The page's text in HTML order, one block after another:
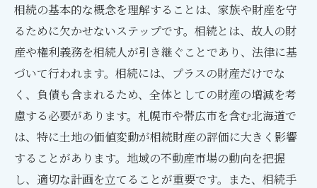
相続開始から遺産分割までのステップ
相続人の役割と責任について
遺言書の有効性とその影響
相続争いを避けるための対策
相続手続きの期間とスケジュール管理
法律を理解し相続をスムーズに進めるためのガ
イド
相続法の基本事項を押さえる
相続の基本的な概念を理解することは、家族や財産を守
るために欠かせないステップです。相続とは、故人の財
産や権利義務を相続人が引き継ぐことであり、法律に基
づいて行われます。相続には、プラスの財産だけでな
く、負債も含まれるため、全体としての財産の増減を考
慮する必要があります。札幌市や帯広市を含む北海道で
は、特に土地の価値変動が相続財産の評価に大きく影響
することがあります。地域の不動産市場の動向を把握
し、適切な計画を立てることが重要です。また、相続手